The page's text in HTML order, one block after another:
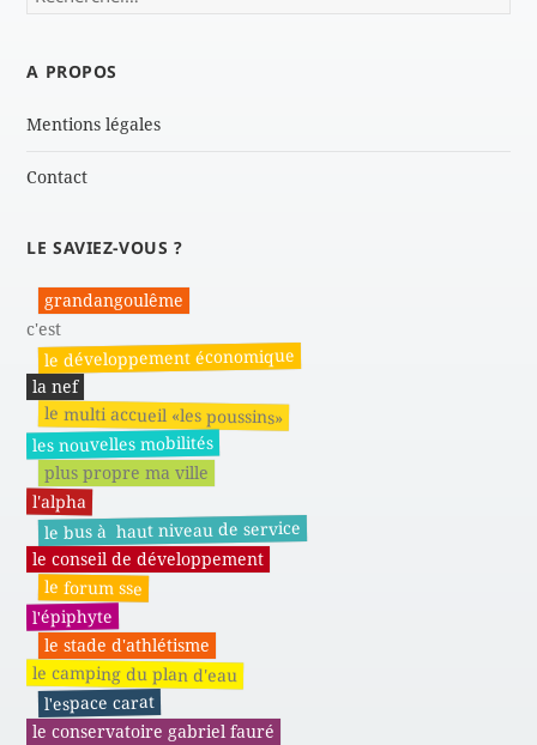
A PROPOS
Mentions légales
Contact
LE SAVIEZ-VOUS ?
grandangoulême
c'est
le développement économique
la nef
le multi accueil «les poussins»
les nouvelles mobilités
plus propre ma ville
l'alpha
le bus à haut niveau de service
le conseil de développement
le forum sse
l'épiphyte
le stade d'athlétisme
le camping du plan d'eau
l'espace carat
le conservatoire gabriel fauré